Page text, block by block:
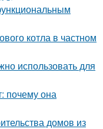
котла в частном
использовать для
почему она
домов из